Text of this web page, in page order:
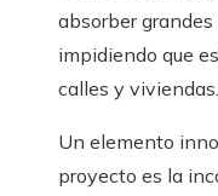
absorber
impidiendo que
calles y viviendas.
Un elemento
proyecto es la